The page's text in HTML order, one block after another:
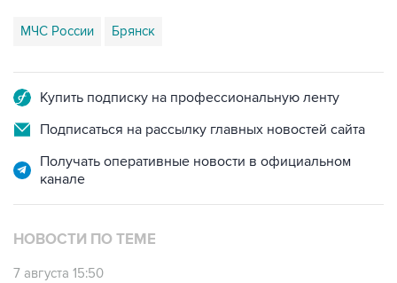
МЧС России Брянск
Купить подписку на профессиональную ленту
Подписаться на рассылку главных новостей сайта
Получать оперативные новости в официальном
канале
НОВОСТИ ПО ТЕМЕ
7 августа 15:50